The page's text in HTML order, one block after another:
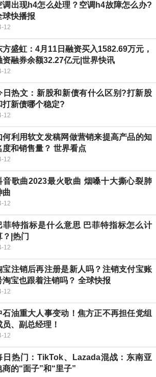
调出现h4怎么处理？空调h4故障怎么办?
球快播报
12
方盛虹：4月11日融资买入1582.69万元，
资融券余额32.27亿元|世界快讯
12
日热文：新股和新债有什么区别?打新股
打新债哪个稳定?
12
何利用软文发稿网做营销来提高产品的知
度和销售量？ 世界看点
12
音歌曲2023最火歌曲 烟嗓十大撕心裂肺
曲
12
菲特指标是什么意思 巴菲特指标怎么计
？|热门
12
宝注销后再注册是新人吗？注销支付宝账
淘宝也跟着注销吗？ 全球快报
12
石油重大人事变动！焦方正不再担任党组
员、副总经理！
12
日热门：TikTok、Lazada混战：东南亚
商的“面子”和“里子”